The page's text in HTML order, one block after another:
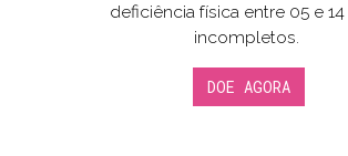
deficiência física entre 05 e
incompletos.
DOE AGORA